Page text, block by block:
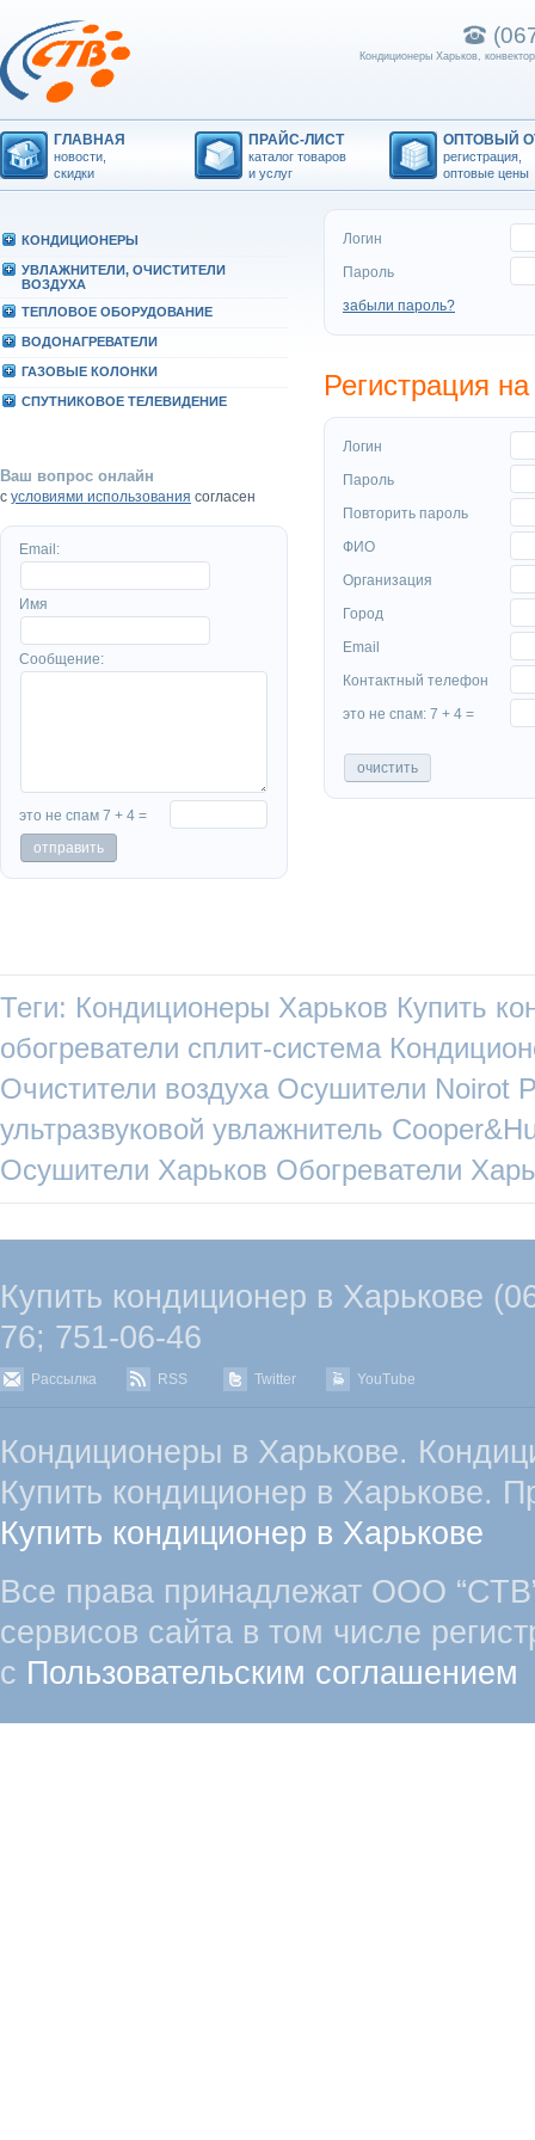
Кондиционеры Харьков,
ГЛАВНАЯ
новости,
скидки
ПРАЙС-ЛИСТ
каталог товаров
и услуг
ОПТОВЫЙ
регистрация,
оптовые цены
КОHДИЦИОHЕРЫ
УВЛАЖHИТЕЛИ, ОЧИСТИТЕЛИ
ВОЗДУХА
ТЕПЛОВОЕ ОБОРУДОВАHИЕ
ВОДОHАГРЕВАТЕЛИ
ГАЗОВЫЕ КОЛОHКИ
СПУТHИКОВОЕ ТЕЛЕВИДЕHИЕ
Ваш вопрос онлайн
с условиями использования согласен
Email:
Имя
Сообщение:
это не спам 7 + 4 =
Логин
Пароль
забыли пароль?
Регистрация
Логин
Пароль
Повторить пароль
ФИО
Организация
Город
Email
Контактный телефон
это не спам: 7 + 4 =
Теги: Кондиционеры Харьков Купить
обогреватели сплит-система
Очистители воздуха Осушители Noirot
ультразвуковой увлажнитель
Осушители Харьков Обогреватели
Купить кондиционер в Харькове
76; 751-06-46
Рассылка RSS Twitter YouTube
Кондиционеры в Харькове.
Купить кондиционер в Харькове.
Купить кондиционер в Харькове
Все права принадлежат ООО
сервисов сайта в том числе
с Пользовательским соглашением